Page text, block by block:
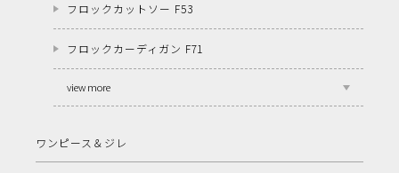
フロックカットソー F53
フロックカーディガン F71
view more
ワンピース＆ジレ